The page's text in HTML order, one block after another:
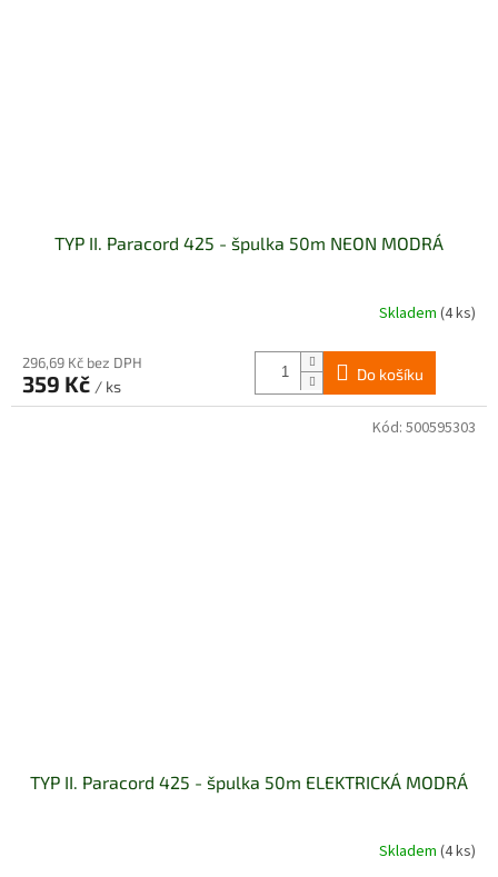
TYP II. Paracord 425 - špulka 50m NEON MODRÁ
Skladem (4 ks)
296,69 Kč bez DPH
359 Kč / ks
Do košíku
TYP II. Paracord 425 - špulka 50m ELEKTRICKÁ MODRÁ
Skladem (4 ks)
Kód: 500595303